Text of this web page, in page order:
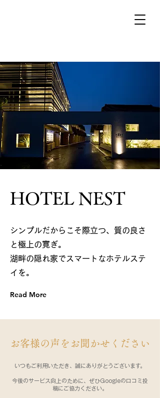
​HOTEL NEST
シンプルだからこそ際立つ、質の良さ
と極上の寛ぎ。
湖畔の隠れ家でスマートなホテルステ
イを。
Read More
​お客様の声をお聞かせください
いつもご利用いただき、誠にありがとうございます。
今後のサービス向上のために、ぜひGoogleの口コミ投
稿にご協力ください。